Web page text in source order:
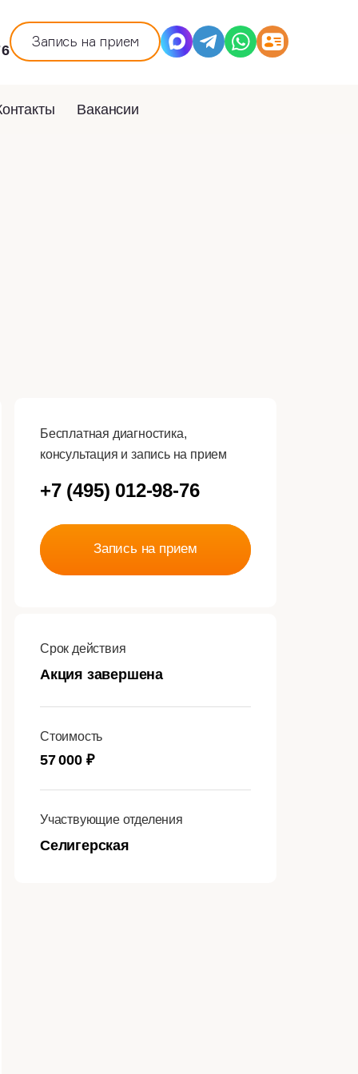
Запись на прием
Вакансии
Бесплатная диагностика,
консультация и запись на прием
+7 (495) 012-98-76
Запись на прием
Срок действия
Акция завершена
Стоимость
57 000 ₽
Участвующие отделения
Селигерская